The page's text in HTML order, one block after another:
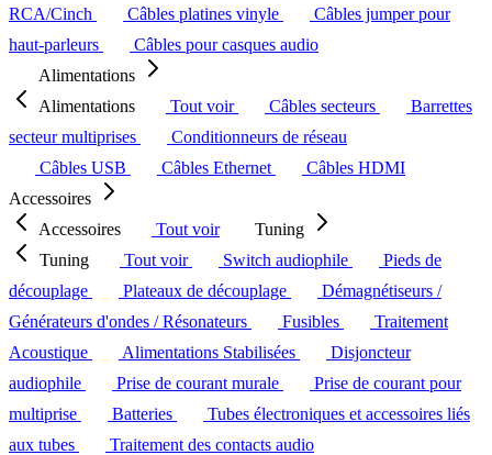
RCA/Cinch
Câbles platines vinyle
Câbles jumper pour
haut-parleurs
Câbles pour casques audio
Alimentations
Alimentations
Tout voir Câbles secteurs
Barrettes
secteur multiprises
Conditionneurs de réseau
Câbles USB
Câbles Ethernet
Câbles HDMI
Accessoires
Accessoires
Tout voir
Tuning
Tuning
Tout voir Switch audiophile
Pieds de
découplage
Plateaux de découplage
Démagnétiseurs /
Générateurs d'ondes / Résonateurs
Fusibles
Traitement
Acoustique
Alimentations Stabilisées
Disjoncteur
audiophile
Prise de courant murale
Prise de courant pour
multiprise
Batteries
Tubes électroniques et accessoires liés
aux tubes
Traitement des contacts audio